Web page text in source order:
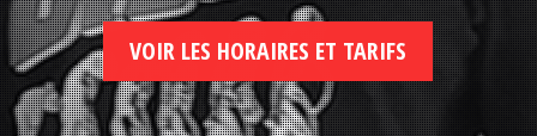
VOIR LES HORAIRES ET TARIFS